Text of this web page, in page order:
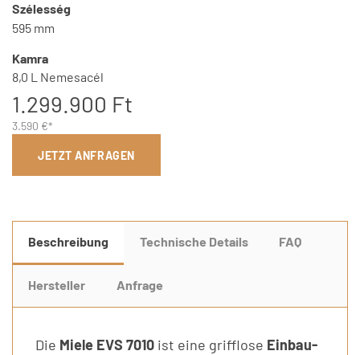
Szélesség
595 mm
Kamra
8,0 L Nemesacél
1.299.900 Ft
3.590 €*
JETZT ANFRAGEN
Beschreibung Technische Details FAQ
Hersteller Anfrage
Die Miele EVS 7010 ist eine grifflose Einbau-